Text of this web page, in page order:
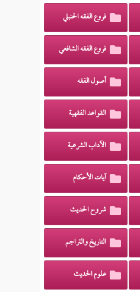
فروع الفقه الحنبلي
فروع الفقه الشافعي
أصول الفقه
القواعد الفقهية
الآداب الشرعية
آيات الأحكام
شروح الحديث
التاريخ والتراجم
علوم الحديث